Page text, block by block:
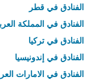
الفنادق في قطر
الفنادق في المملكة
الفنادق في تركيا
الفنادق في إندونيسيا
الفنادق في الامارات